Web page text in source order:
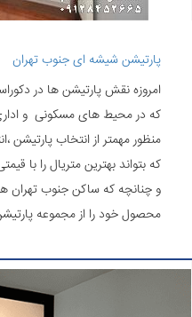
پارتیشن شیشه ای جنوب تهران
امروزه نقش پارتیشن ها در
که در محیط های مسکونی و
منظور مهمتر از انتخاب
که بتواند بهترین متریال را با
و چنانچه که ساکن جنوب تهران
محصول خود را از مجموعه